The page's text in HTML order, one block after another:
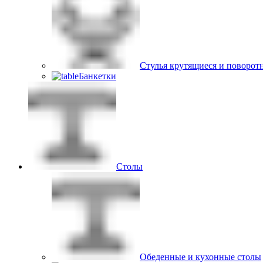
Стулья крутящиеся и
Банкетки
Столы
Обеденные и кухонные столы